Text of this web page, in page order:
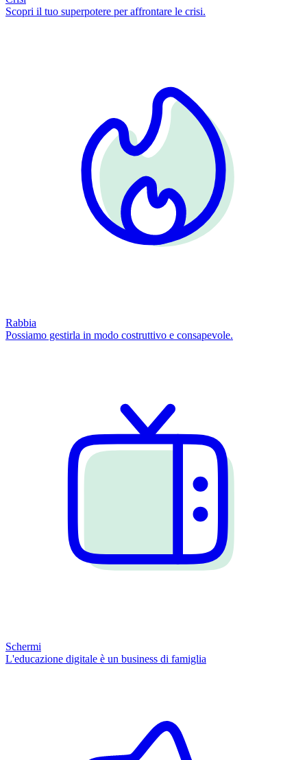
Scopri il tuo superpotere per affrontare le crisi.
Rabbia
Possiamo gestirla in modo costruttivo e consapevole.
Schermi
L'educazione digitale è un business di famiglia